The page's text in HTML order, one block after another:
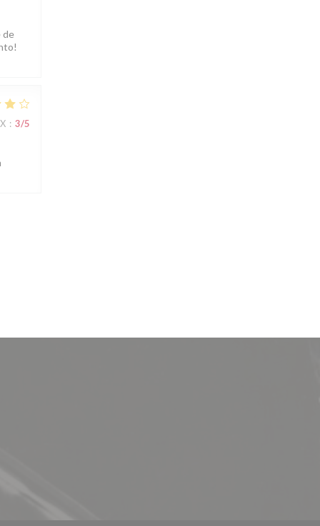
de
: 3/5